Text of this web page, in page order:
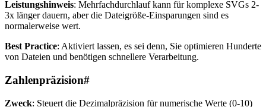
Leistungshinweis: Mehrfachdurchlauf kann für komplexe SVGs 2-
3x länger dauern, aber die Dateigröße-Einsparungen sind es
normalerweise wert.
Best Practice: Aktiviert lassen, es sei denn, Sie optimieren Hunderte
von Dateien und benötigen schnellere Verarbeitung.
Zahlenpräzision#
Zweck: Steuert die Dezimalpräzision für numerische Werte (0-10)